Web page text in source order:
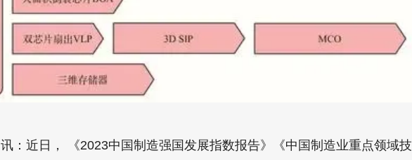
讯：近日， 《2023中国制造强国发展指数报告》《中国制造业重点领域技